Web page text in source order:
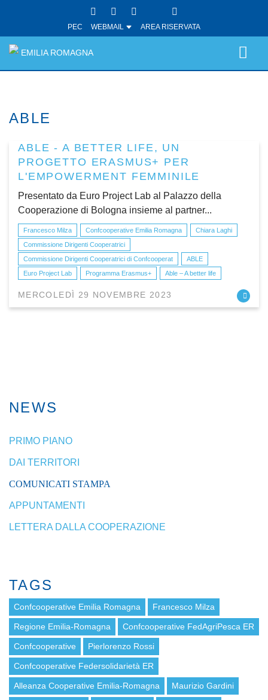
PEC WEBMAIL AREA RISERVATA
EMILIA ROMAGNA
ABLE
ABLE - A BETTER LIFE, UN
PROGETTO ERASMUS+ PER
L'EMPOWERMENT FEMMINILE
Presentato da Euro Project Lab al Palazzo della
Cooperazione di Bologna insieme al partner...
Francesco Milza Confcooperative Emilia Romagna
Chiara Laghi
Commissione Dirigenti Cooperatrici
Commissione Dirigenti Cooperatrici di Confcooperat
ABLE
Euro Project Lab
Programma Erasmus+ Able – A better life
MERCOLEDÌ 29 NOVEMBRE 2023
NEWS
PRIMO PIANO
DAI TERRITORI
COMUNICATI STAMPA
APPUNTAMENTI
LETTERA DALLA COOPERAZIONE
TAGS
Confcooperative Emilia Romagna Francesco Milza
Regione Emilia-Romagna Confcooperative FedAgriPesca ER
Confcooperative Pierlorenzo Rossi
Confcooperative Federsolidarietà ER
Alleanza Cooperative Emilia-Romagna Maurizio Gardini